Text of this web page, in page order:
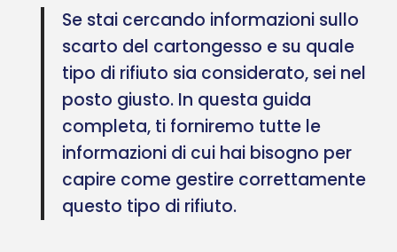
Se stai cercando informazioni sullo
scarto del cartongesso e su quale
tipo di rifiuto sia considerato, sei nel
posto giusto. In questa guida
completa, ti forniremo tutte le
informazioni di cui hai bisogno per
capire come gestire correttamente
questo tipo di rifiuto.